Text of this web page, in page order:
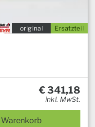
Ersatzteil
original
€341,18
inkl. MwSt.
Warenkorb